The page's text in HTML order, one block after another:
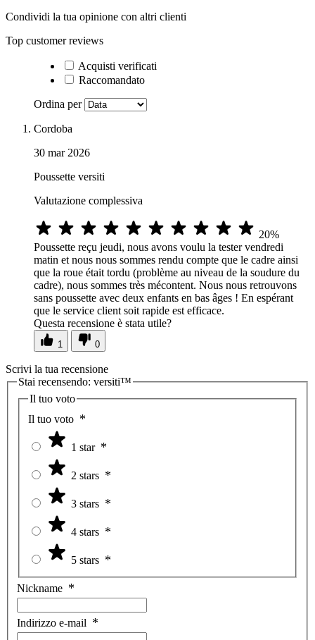
Condividi la tua opinione con altri clienti
Top customer reviews
Acquisti verificati
Raccomandato
Ordina per
Cordoba
30 mar 2026
Poussette versiti
Valutazione complessiva
20%
Poussette reçu jeudi, nous avons voulu la tester vendredi
matin et nous nous sommes rendu compte que le cadre ainsi
que la roue était tordu (problème au niveau de la soudure du
cadre), nous sommes très mécontent. Nous nous retrouvons
sans poussette avec deux enfants en bas âges ! En espérant
que le service client soit rapide est efficace.
Questa recensione è stata utile?
1 0
Scrivi la tua recensione
Stai recensendo: versiti™
Il tuo voto
Il tuo voto
1 star
2 stars
3 stars
4 stars
5 stars
Nickname
Indirizzo e-mail